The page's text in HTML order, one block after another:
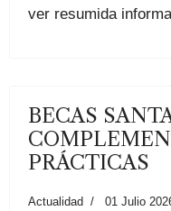
ver resumida
BECAS
PRÁCTICAS
Actualidad 01 Julio